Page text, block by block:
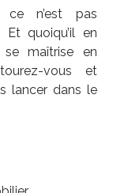
ce n’est pas
quoiqu’il en
maîtrise en
vous et
lancer dans le